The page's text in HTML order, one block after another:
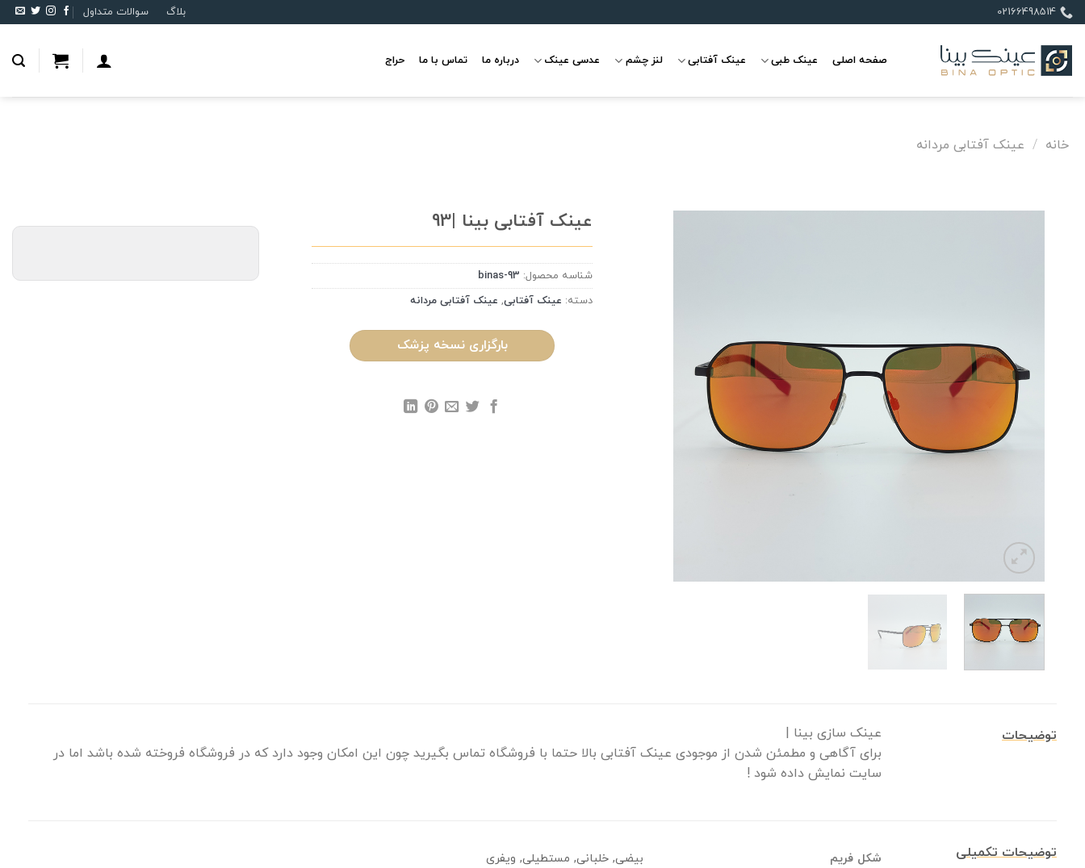
Skip
to
content
02166498514 بلاگ سوالات متداول
صفحه اصلی عینک طبی عینک آفتابی لنز چشم عدسی عینک درباره ما تماس با ما حراج
خانه / عینک آفتابی مردانه
عینک آفتابی بینا |93
شناسه محصول: binas-93
دسته: عینک آفتابی, عینک آفتابی مردانه
بارگزاری نسخه پزشک
توضیحات
عینک سازی بینا |
برای آگاهی و مطمئن شدن از موجودی عینک آفتابی بالا حتما با فروشگاه تماس بگیرید چون این امکان وجود دارد که در فروشگاه فروخته شده باشد اما در
سایت نمایش داده شود !
توضیحات تکمیلی شکل فریم بیضی, خلبانی, مستطیلی, ویفری